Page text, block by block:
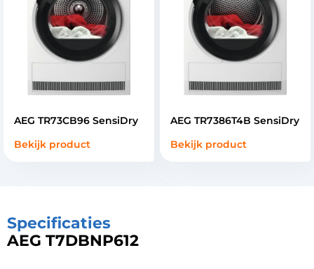
AEG TR73CB96 SensiDry
Bekijk product
AEG TR7386T4B SensiDry
Bekijk product
Specificaties
AEG T7DBNP612